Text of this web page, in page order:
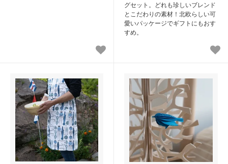
グセット。どれも珍しいブレンド
とこだわりの素材！北欧らしい可
愛いパッケージでギフトにもおす
すめ。